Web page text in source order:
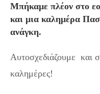
Μπήκαμε πλέον στο
και μια καλημέρα
ανάγκη.
Αυτοσχεδιάζουμε και
καλημέρες!